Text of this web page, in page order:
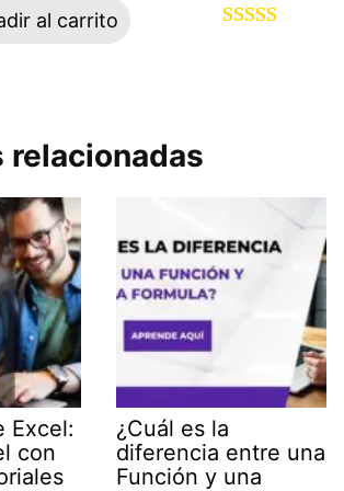
al carrito
relacionadas
Excel:
con
¿Cuál es la
diferencia entre una
Función y una